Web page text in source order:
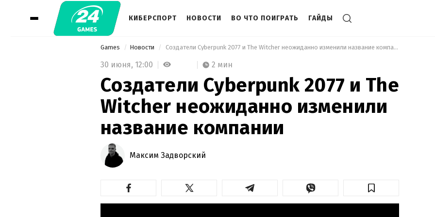
КИБЕРСПОРТ НОВОСТИ ВО ЧТО ПОИГРАТЬ ГАЙДЫ
Games Новости Создатели Cyberpunk 2077 и The Witcher неожиданно изменили название компании
30 июня, 12:00 2 мин
Создатели Cyberpunk 2077 и The
Witcher неожиданно изменили
название компании
Максим Задворский